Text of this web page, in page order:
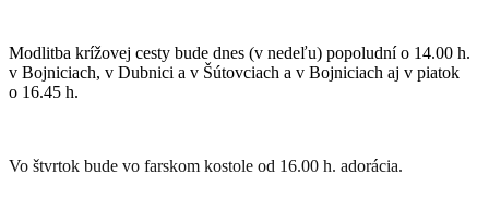
16:30
+ Ján, Margita a syn Ján
Šútovce
Modlitba krížovej cesty bude dnes (v nedeľu) popoludní o 14.00 h.
v Bojniciach, v Dubnici a v Šútovciach a v Bojniciach aj v piatok
o 16.45 h.
Vo štvrtok bude vo farskom kostole od 16.00 h. adorácia.